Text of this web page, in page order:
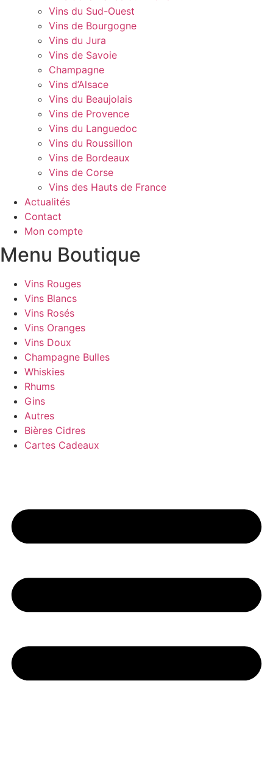
Vins du Sud-Ouest
Vins de Bourgogne
Vins du Jura
Vins de Savoie
Champagne
Vins d’Alsace
Vins du Beaujolais
Vins de Provence
Vins du Languedoc
Vins du Roussillon
Vins de Bordeaux
Vins de Corse
Vins des Hauts de France
Actualités
Contact
Mon compte
Menu Boutique
Vins Rouges
Vins Blancs
Vins Rosés
Vins Oranges
Vins Doux
Champagne Bulles
Whiskies
Rhums
Gins
Autres
Bières Cidres
Cartes Cadeaux